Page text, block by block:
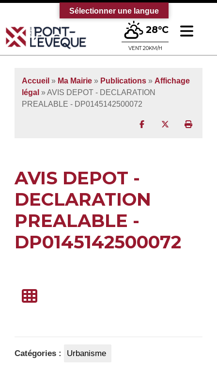
Bienvenue sur le site officiel de la
28°C
VENT 20KM/H
Accueil » Ma Mairie » Publications » Affichage
légal » AVIS DEPOT - DECLARATION
PREALABLE - DP0145142500072
Partager surPartager sur
AVIS DEPOT -
DECLARATION
PREALABLE -
DP0145142500072
Catégories : Urbanisme
Sélectionner une langue